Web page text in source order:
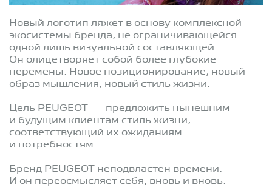
Новый логотип ляжет в основу комплексной
экосистемы бренда, не ограничивающейся
одной лишь визуальной составляющей.
Он олицетворяет собой более глубокие
перемены. Новое позиционирование, новый
образ мышления, новый стиль жизни.
Цель PEUGEOT — предложить нынешним
и будущим клиентам стиль жизни,
соответствующий их ожиданиям
и потребностям.
Бренд PEUGEOT неподвластен времени.
И он переосмысляет себя, вновь и вновь.